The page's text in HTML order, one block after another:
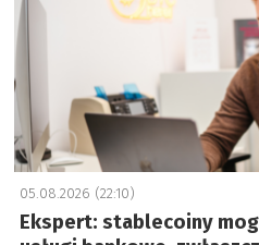
05.08.2026 (22:10)
Ekspert: stablecoiny